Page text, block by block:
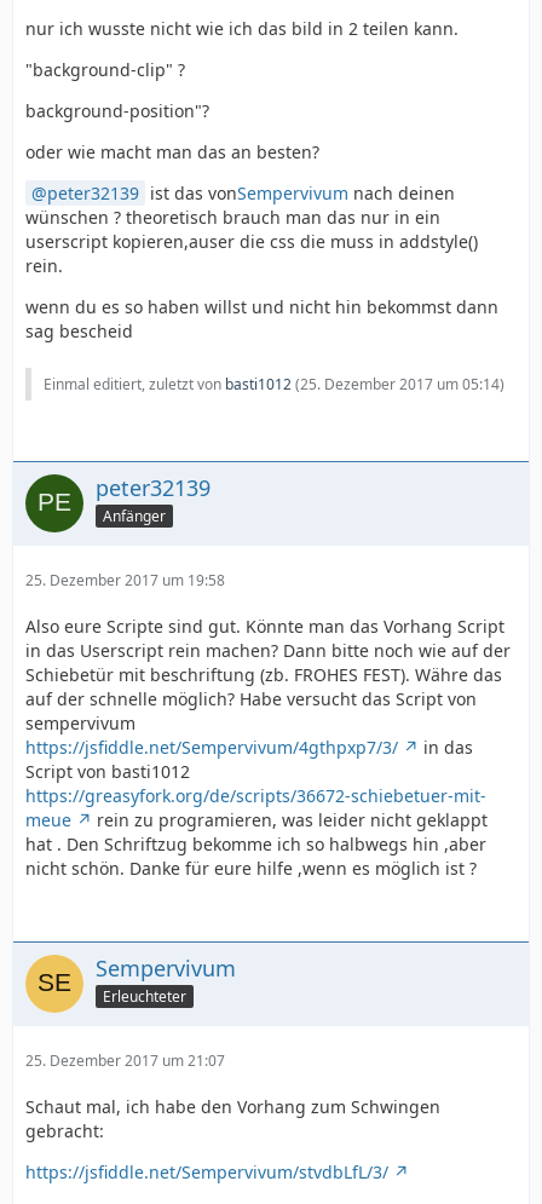
nur ich wusste nicht wie ich das bild in 2 teilen kann.
"background-clip" ?
background-position"?
oder wie macht man das an besten?
peter32139 ist das vonSempervivum nach deinen
wünschen ? theoretisch brauch man das nur in ein
userscript kopieren,auser die css die muss in addstyle()
rein.
wenn du es so haben willst und nicht hin bekommst dann
sag bescheid
Einmal editiert, zuletzt von basti1012(25. Dezember 2017 um 05:14)
peter32139
Anfänger
25. Dezember 2017 um 19:58
Also eure Scripte sind gut. Könnte man das Vorhang Script
in das Userscript rein machen? Dann bitte noch wie auf der
Schiebetür mit beschriftung (zb. FROHES FEST). Währe das
auf der schnelle möglich? Habe versucht das Script von
sempervivum
https://jsfiddle.net/Sempervivum/4gthpxp7/3/
in das
Script von basti1012
https://greasyfork.org/de/scripts/36672-schiebetuer-mit-
meue
rein zu programieren, was leider nicht geklappt
hat . Den Schriftzug bekomme ich so halbwegs hin ,aber
nicht schön. Danke für eure hilfe ,wenn es möglich ist ?
Sempervivum
Erleuchteter
25. Dezember 2017 um 21:07
Schaut mal, ich habe den Vorhang zum Schwingen
gebracht:
https://jsfiddle.net/Sempervivum/stvdbLfL/3/